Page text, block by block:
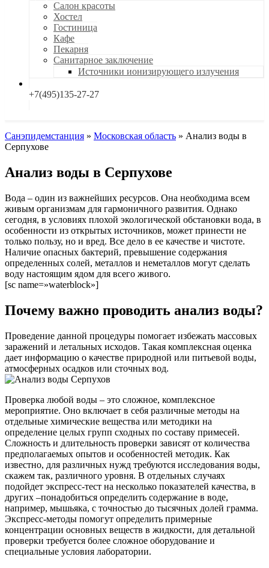
Салон красоты
Хостел
Гостиница
Кафе
Пекарня
Санитарное заключение
Источники ионизирующего излучения
+7(495)135-27-27
Санэпидемстанция » Московская область » Анализ воды в
Серпухове
Анализ воды в Серпухове
Вода – один из важнейших ресурсов. Она необходима всем
живым организмам для гармоничного развития. Однако
сегодня, в условиях плохой экологической обстановки вода, в
особенности из открытых источников, может принести не
только пользу, но и вред. Все дело в ее качестве и чистоте.
Наличие опасных бактерий, превышение содержания
определенных солей, металлов и неметаллов могут сделать
воду настоящим ядом для всего живого.
[sc name=»waterblock»]
Почему важно проводить анализ воды?
Проведение данной процедуры помогает избежать массовых
заражений и летальных исходов. Такая комплексная оценка
дает информацию о качестве природной или питьевой воды,
атмосферных осадков или сточных вод.
Проверка любой воды – это сложное, комплексное
мероприятие. Оно включает в себя различные методы на
отдельные химические вещества или методики на
определение целых групп сходных по составу примесей.
Сложность и длительность проверки зависят от количества
предполагаемых опытов и особенностей методик. Как
известно, для различных нужд требуются исследования воды,
скажем так, различного уровня. В отдельных случаях
подойдет экспресс-тест на несколько показателей качества, в
других –понадобиться определить содержание в воде,
например, мышьяка, с точностью до тысячных долей грамма.
Экспресс-методы помогут определить примерные
концентрации основных веществ в жидкости, для детальной
проверки требуется более сложное оборудование и
специальные условия лаборатории.